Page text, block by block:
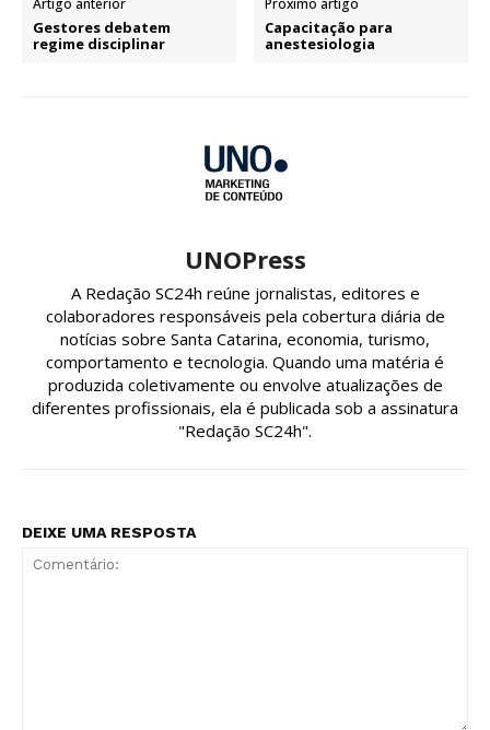
Gestores debatem
regime disciplinar
Capacitação para
anestesiologia
UNOPress
A Redação SC24h reúne jornalistas, editores e
colaboradores responsáveis pela cobertura diária de
notícias sobre Santa Catarina, economia, turismo,
comportamento e tecnologia. Quando uma matéria é
produzida coletivamente ou envolve atualizações de
diferentes profissionais, ela é publicada sob a assinatura
"Redação SC24h".
DEIXE UMA RESPOSTA